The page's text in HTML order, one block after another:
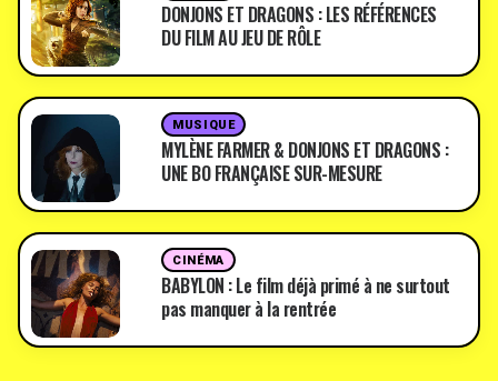
DONJONS ET DRAGONS : LES RÉFÉRENCES
DU FILM AU JEU DE RÔLE
MUSIQUE
MYLÈNE FARMER & DONJONS ET DRAGONS :
UNE BO FRANÇAISE SUR-MESURE
CINÉMA
BABYLON : Le film déjà primé à ne surtout
pas manquer à la rentrée